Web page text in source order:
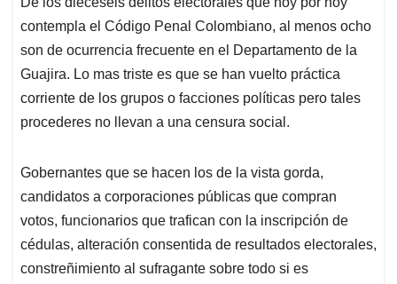
s
A
p
p
b
o
o
k
e
d
I
n
l
a
d
s
contempla el Código Penal Colombiano, al menos ocho
son de ocurrencia frecuente en el Departamento de la
Guajira. Lo mas triste es que se han vuelto práctica
corriente de los grupos o facciones políticas pero tales
procederes no llevan a una censura social.
Gobernantes que se hacen los de la vista gorda,
candidatos a corporaciones públicas que compran
votos, funcionarios que trafican con la inscripción de
cédulas, alteración consentida de resultados electorales,
constreñimiento al sufragante sobre todo si es